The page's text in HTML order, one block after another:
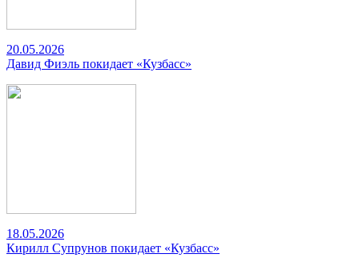
20.05.2026
Давид Фиэль покидает «Кузбасс»
18.05.2026
Кирилл Супрунов покидает «Кузбасс»